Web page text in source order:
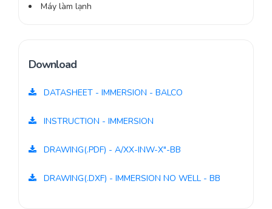
Máy làm lạnh
Download
DATASHEET - IMMERSION - BALCO
INSTRUCTION - IMMERSION
DRAWING(.PDF) - A/XX-INW-X"-BB
DRAWING(.DXF) - IMMERSION NO WELL - BB